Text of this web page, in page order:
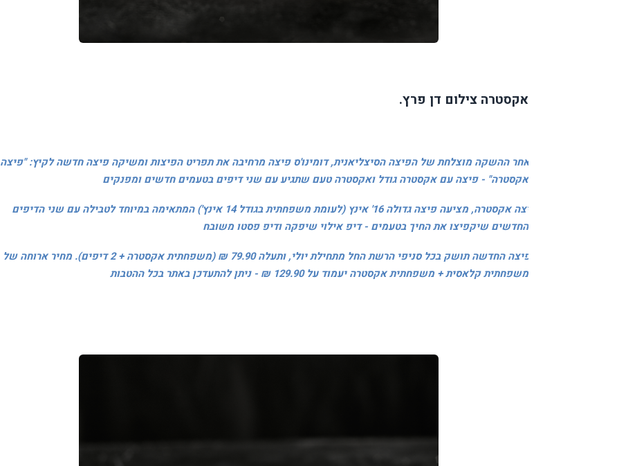
אקסטרה צילום דן פרץ.
לאחר ההשקה מוצלחת של הפיצה הסיצליאנית, דומינו'ס פיצה מרחיבה את תפריט הפיצות ומשיקה פיצה חדשה לקיץ: "פיצה
אקסטרה" - פיצה עם אקסטרה גודל ואקסטרה טעם שתגיע עם שני דיפים בטעמים חדשים ומפנקים
פיצה אקסטרה, מציעה פיצה גדולה 16' אינץ (לעומת משפחתית בגודל 14 אינץ') המתאימה במיוחד לטבילה עם שני הדיפים
החדשים שיקפיצו את החיך בטעמים - דיפ אילוי שיפקה ודיפ פסטו משובח
הפיצה החדשה תושק בכל סניפי הרשת החל מתחילת יולי, ותעלה79.90 ₪ (משפחתית אקסטרה + 2 דיפים)
. מחיר ארוחה של
משפחתית קלאסית + משפחתית אקסטרה יעמוד על 129.90
₪ - ניתן להתעדכן באתר בכל ההטבות